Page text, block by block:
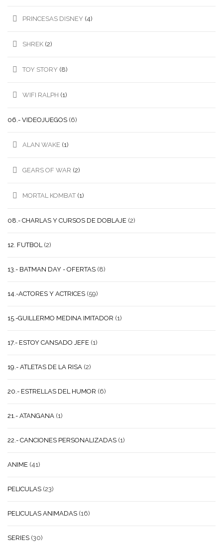
PRINCESAS DISNEY (4)
SHREK (2)
TOY STORY (8)
WIFI RALPH (1)
06.- VIDEOJUEGOS (6)
ALAN WAKE (1)
GEARS OF WAR (2)
MORTAL KOMBAT (1)
08.- CHARLAS Y CURSOS DE DOBLAJE (2)
12. FUTBOL (2)
13.- BATMAN DAY - OFERTAS (8)
14.-ACTORES Y ACTRICES (59)
15.-GUILLERMO MEDINA IMITADOR (1)
17.- ESTOY CANSADO JEFE (1)
19.- ATLETAS DE LA RISA (2)
20.- ESTRELLAS DEL HUMOR (6)
21.- ATANGANA (1)
22.- CANCIONES PERSONALIZADAS (1)
ANIME (41)
PELICULAS (23)
PELICULAS ANIMADAS (16)
SERIES (30)